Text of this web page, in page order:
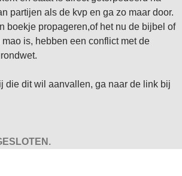
partijen als de kvp en ga zo maar door.
boekje propageren,of het nu de bijbel of
mao is, hebben een conflict met de
die dit wil aanvallen, ga naar de link bij